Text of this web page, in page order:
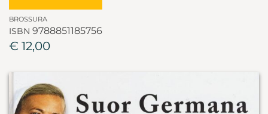
BROSSURA
ISBN 9788851185756
€ 12,00